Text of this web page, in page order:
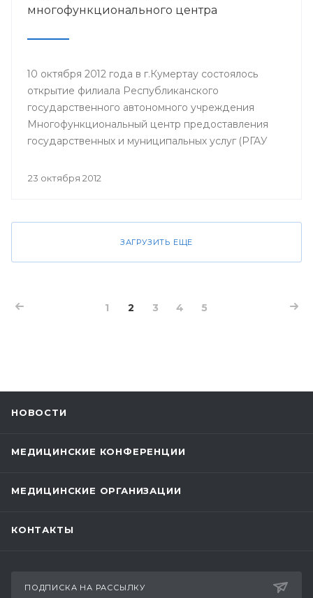
многофункционального центра
10 октября 2012 года в г.Кумертау состоялось
открытие филиала Республиканского
государственного автономного учреждения
Многофункциональный центр предоставления
государственных и муниципальных услуг (РГАУ
23 октября 2012
ЗАГРУЗИТЬ ЕЩЕ
1 2 3 4 5
НОВОСТИ
МЕДИЦИНСКИЕ КОНФЕРЕНЦИИ
МЕДИЦИНСКИЕ ОРГАНИЗАЦИИ
КОНТАКТЫ
ПОДПИСКА НА РАССЫЛКУ